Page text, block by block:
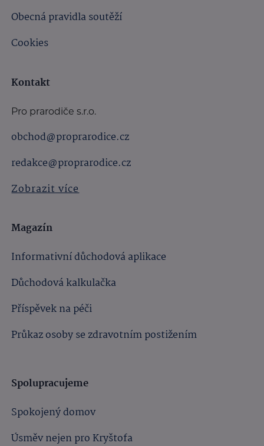
Obecná pravidla soutěží
Cookies
Kontakt
Pro prarodiče s.r.o.
obchod@proprarodice.cz
redakce@proprarodice.cz
Zobrazit více
Magazín
Informativní důchodová aplikace
Důchodová kalkulačka
Příspěvek na péči
Průkaz osoby se zdravotním postižením
Spolupracujeme
Spokojený domov
Úsměv nejen pro Kryštofa